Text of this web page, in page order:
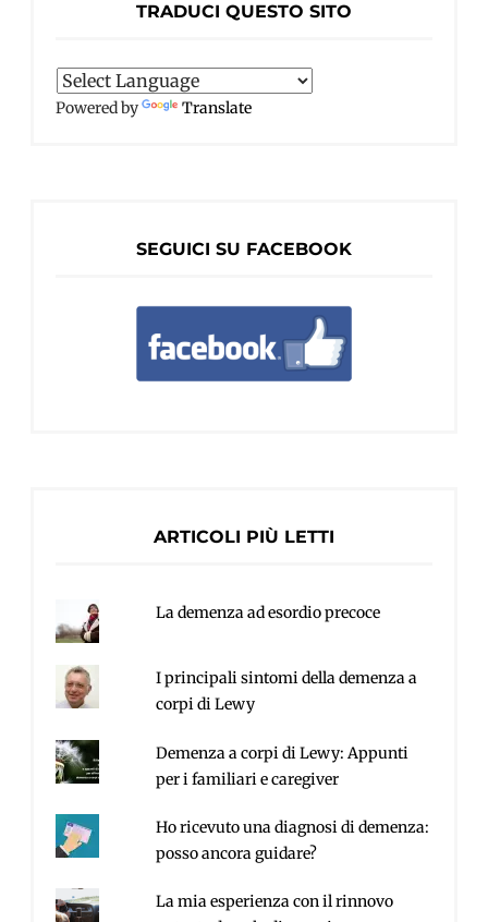
TRADUCI QUESTO SITO
Powered by Translate
SEGUICI SU FACEBOOK
ARTICOLI PIÙ LETTI
La demenza ad esordio precoce
I principali sintomi della demenza a
corpi di Lewy
Demenza a corpi di Lewy: Appunti
per i familiari e caregiver
Ho ricevuto una diagnosi di demenza:
posso ancora guidare?
La mia esperienza con il rinnovo